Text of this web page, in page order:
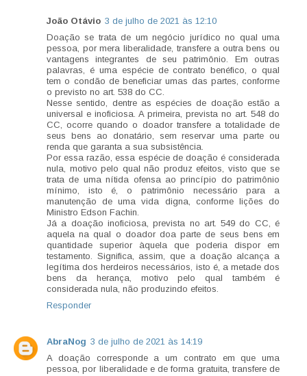
João Otávio 3 de julho de 2021 às 12:10
Doação se trata de um negócio jurídico no qual uma
pessoa, por mera liberalidade, transfere a outra bens ou
vantagens integrantes de seu patrimônio. Em outras
palavras, é uma espécie de contrato benéfico, o qual
tem o condão de beneficiar umas das partes, conforme
o previsto no art. 538 do CC.
Nesse sentido, dentre as espécies de doação estão a
universal e inoficiosa. A primeira, prevista no art. 548 do
CC, ocorre quando o doador transfere a totalidade de
seus bens ao donatário, sem reservar uma parte ou
renda que garanta a sua subsistência.
Por essa razão, essa espécie de doação é considerada
nula, motivo pelo qual não produz efeitos, visto que se
trata de uma nítida ofensa ao princípio do patrimônio
mínimo, isto é, o patrimônio necessário para a
manutenção de uma vida digna, conforme lições do
Ministro Edson Fachin.
Já a doação inoficiosa, prevista no art. 549 do CC, é
aquela na qual o doador doa parte de seus bens em
quantidade superior àquela que poderia dispor em
testamento. Significa, assim, que a doação alcança a
legítima dos herdeiros necessários, isto é, a metade dos
bens da herança, motivo pelo qual também é
considerada nula, não produzindo efeitos.
Responder
AbraNog 3 de julho de 2021 às 14:19
A doação corresponde a um contrato em que uma
pessoa, por liberalidade e de forma gratuita, transfere de